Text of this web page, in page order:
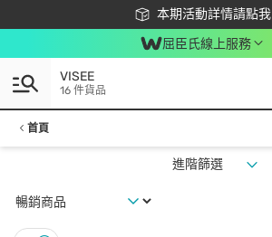
本期活動詳情請點我
下載app最高回饋$350
屈臣氏線上服務
VISEE
16 件貨品
首頁
進階篩選